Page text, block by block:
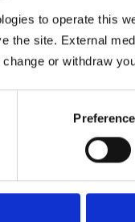
to operate this
the site. External
or withdraw